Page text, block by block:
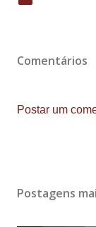
Comentários
Postar um
Postagens